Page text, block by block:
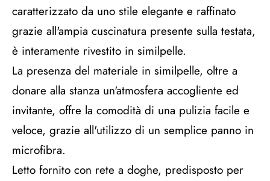
caratterizzato da uno stile elegante e raffinato
grazie all'ampia cuscinatura presente sulla testata,
è interamente rivestito in similpelle.
La presenza del materiale in similpelle, oltre a
donare alla stanza un'atmosfera accogliente ed
invitante, offre la comodità di una pulizia facile e
veloce, grazie all'utilizzo di un semplice panno in
microfibra.
Letto fornito con rete a doghe, predisposto per